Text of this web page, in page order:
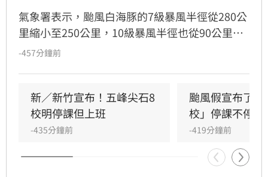
氣象署表示，颱風白海豚的7級暴風半徑從280公
里縮小至250公里，10級暴風半徑也從90公里縮
小為80公里，未來強度上仍有持續減弱趨勢。
-457分鐘前
新／新竹宣布！五峰尖石8
校明停課但上班
-435分鐘前
颱風假宣布了
校」停課不停班
-419分鐘前